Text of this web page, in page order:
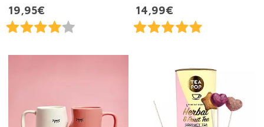
19,95€
14,99€